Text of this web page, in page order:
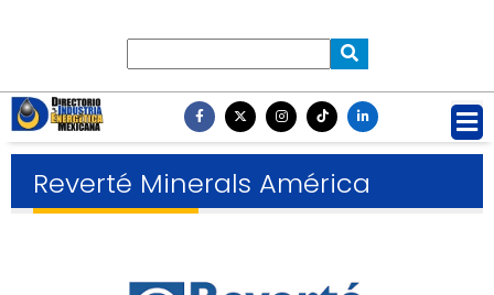
Reverté Minerals América